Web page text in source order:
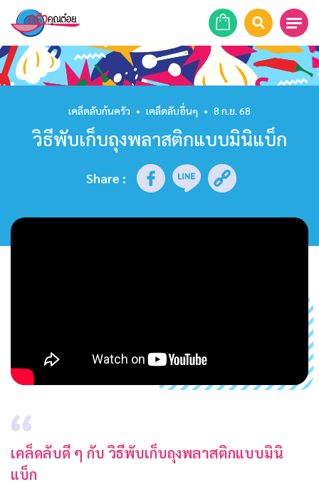
หน้าแรก
สูตรอาหาร
ร้านอาหาร
รายการย้อนหลัง
เคล็ดลับก้นครัว • เคล็ดลับอื่นๆ • 8 ก.ย. 68
วิธีพับเก็บถุงพลาสติกแบบมินิแบ็ก
Share :
เคล็ดลับดี ๆ กับ วิธีพับเก็บถุงพลาสติกแบบมินิ
แบ็ก